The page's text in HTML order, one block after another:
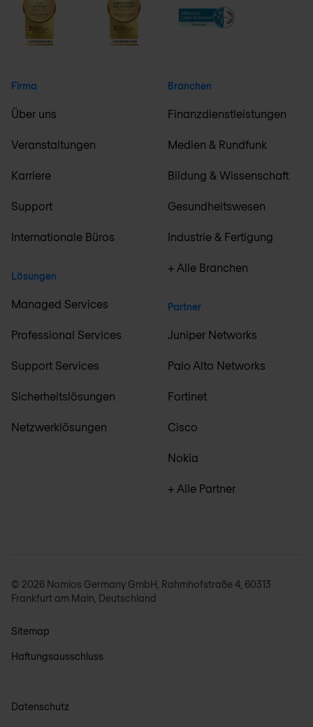
Firma
Über uns
Veranstaltungen
Karriere
Support
Internationale Büros
Lösungen
Managed Services
Professional Services
Support Services
Sicherheitslösungen
Netzwerklösungen
Branchen
Finanzdienstleistungen
Medien & Rundfunk
Bildung & Wissenschaft
Gesundheitswesen
Industrie & Fertigung
+ Alle Branchen
Partner
Juniper Networks
Palo Alto Networks
Fortinet
Cisco
Nokia
+ Alle Partner
© 2026 Nomios Germany GmbH, Rahmhofstraße 4, 60313
Frankfurt am Main, Deutschland
Sitemap
Haftungsausschluss
Datenschutz